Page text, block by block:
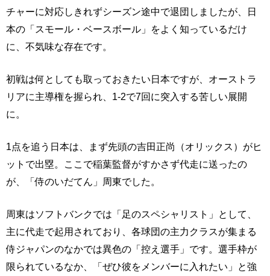
チャーに対応しきれずシーズン途中で退団しましたが、日
本の「スモール・ベースボール」をよく知っているだけ
に、不気味な存在です。
初戦は何としても取っておきたい日本ですが、オーストラ
リアに主導権を握られ、1-2で7回に突入する苦しい展開
に。
1点を追う日本は、まず先頭の吉田正尚（オリックス）がヒ
ットで出塁。ここで稲葉監督がすかさず代走に送ったの
が、「侍のいだてん」周東でした。
周東はソフトバンクでは「足のスペシャリスト」として、
主に代走で起用されており、各球団の主力クラスが集まる
侍ジャパンのなかでは異色の「控え選手」です。選手枠が
限られているなか、「ぜひ彼をメンバーに入れたい」と強